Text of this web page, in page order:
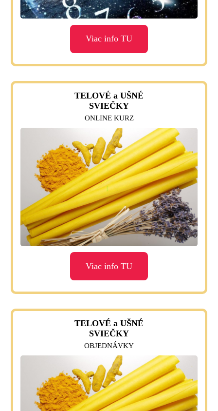
Viac info TU
TELOVÉ a UŠNÉ
SVIEČKY
ONLINE KURZ
Viac info TU
TELOVÉ a UŠNÉ
SVIEČKY
OBJEDNÁVKY